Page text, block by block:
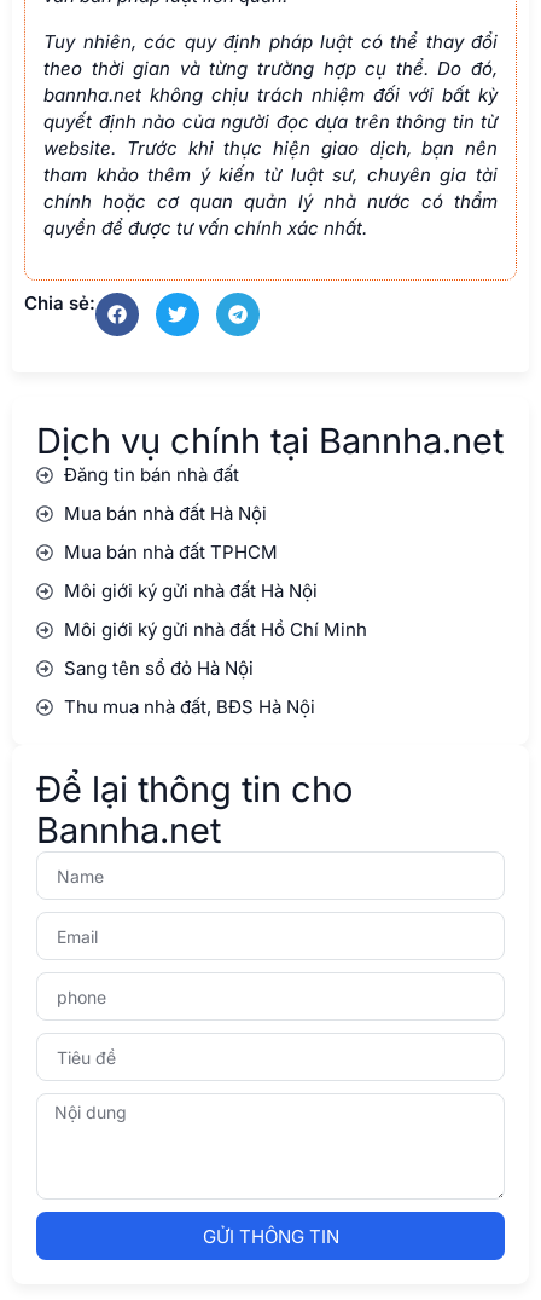
Chia sẻ:
Dịch vụ chính tại Bannha.net
Đăng tin bán nhà đất
Mua bán nhà đất Hà Nội
Mua bán nhà đất TPHCM
Môi giới ký gửi nhà đất Hà Nội
Thu mua nhà đất, BĐS Hà Nội
Để lại thông tin cho
Bannha.net
GỬI THÔNG TIN
Tiện ích bổ sung khi mua bán nhà